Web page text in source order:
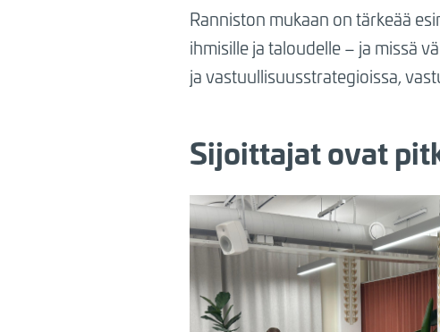
Ranniston mukaan on tärkeää
ihmisille ja taloudelle – ja missä
ja vastuullisuusstrategioissa,
Sijoittajat ovat